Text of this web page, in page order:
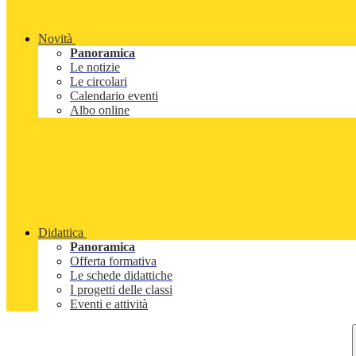
Novità
Panoramica
Le notizie
Le circolari
Calendario eventi
Albo online
Didattica
Panoramica
Offerta formativa
Le schede didattiche
I progetti delle classi
Eventi e attività